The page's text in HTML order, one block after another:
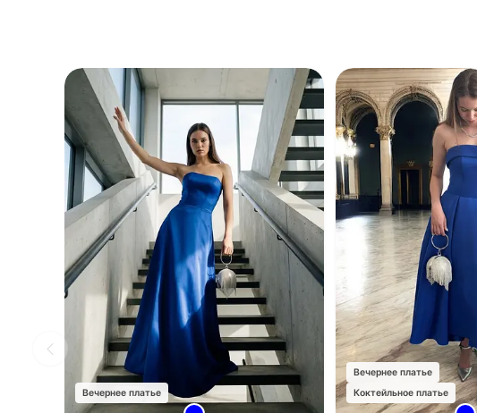
Вечернее платье
Вечернее платье
Коктейльное платье